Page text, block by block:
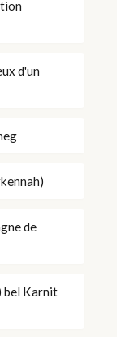
d'un
de
bel Karnit